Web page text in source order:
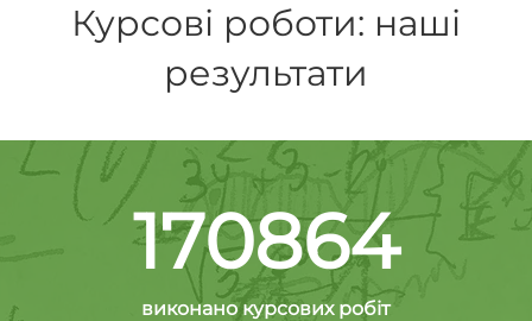
Курсові роботи: наші
результати
170864
виконано курсових робіт